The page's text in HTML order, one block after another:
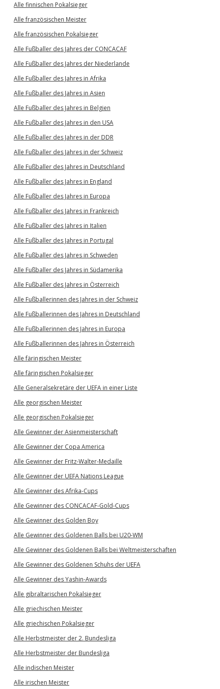
Alle finnischen Pokalsieger
Alle französischen Meister
Alle französischen Pokalsieger
Alle Fußballer des Jahres der CONCACAF
Alle Fußballer des Jahres der Niederlande
Alle Fußballer des Jahres in Afrika
Alle Fußballer des Jahres in Asien
Alle Fußballer des Jahres in Belgien
Alle Fußballer des Jahres in den USA
Alle Fußballer des Jahres in der DDR
Alle Fußballer des Jahres in der Schweiz
Alle Fußballer des Jahres in Deutschland
Alle Fußballer des Jahres in England
Alle Fußballer des Jahres in Europa
Alle Fußballer des Jahres in Frankreich
Alle Fußballer des Jahres in Italien
Alle Fußballer des Jahres in Portugal
Alle Fußballer des Jahres in Schweden
Alle Fußballer des Jahres in Südamerika
Alle Fußballer des Jahres in Österreich
Alle Fußballerinnen des Jahres in der Schweiz
Alle Fußballerinnen des Jahres in Deutschland
Alle Fußballerinnen des Jahres in Europa
Alle Fußballerinnen des Jahres in Österreich
Alle färingischen Meister
Alle färingischen Pokalsieger
Alle Generalsekretäre der UEFA in einer Liste
Alle georgischen Meister
Alle georgischen Pokalsieger
Alle Gewinner der Asienmeisterschaft
Alle Gewinner der Copa America
Alle Gewinner der Fritz-Walter-Medaille
Alle Gewinner der UEFA Nations League
Alle Gewinner des Afrika-Cups
Alle Gewinner des CONCACAF-Gold-Cups
Alle Gewinner des Golden Boy
Alle Gewinner des Goldenen Balls bei U20-WM
Alle Gewinner des Goldenen Balls bei Weltmeisterschaften
Alle Gewinner des Goldenen Schuhs der UEFA
Alle Gewinner des Yashin-Awards
Alle gibraltarischen Pokalsieger
Alle griechischen Meister
Alle griechischen Pokalsieger
Alle Herbstmeister der 2. Bundesliga
Alle Herbstmeister der Bundesliga
Alle indischen Meister
Alle irischen Meister